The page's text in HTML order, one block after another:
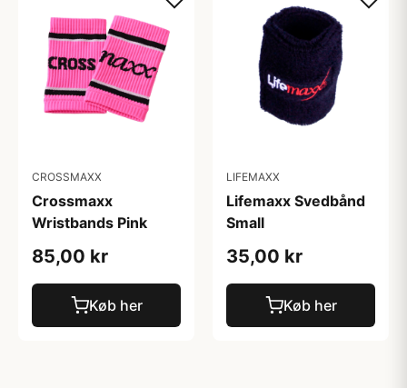
CROSSMAXX
Crossmaxx
Wristbands Pink
85,00 kr
Køb her
LIFEMAXX
Lifemaxx Svedbånd
Small
35,00 kr
Køb her